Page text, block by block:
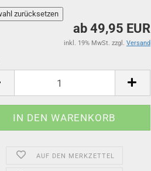
ab 49,95 EUR
inkl. 19% MwSt. zzgl. Versand
AUF DEN MERKZETTEL